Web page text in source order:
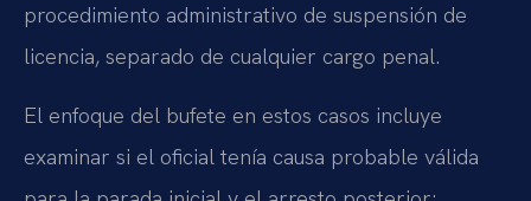
procedimiento administrativo de suspensión de
licencia, separado de cualquier cargo penal.
El enfoque del bufete en estos casos incluye
examinar si el oficial tenía causa probable válida